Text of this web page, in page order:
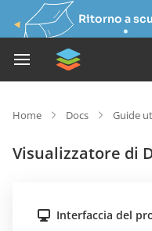
Ritorno a
Home Docs Guide
Visualizzatore di
Interfaccia del